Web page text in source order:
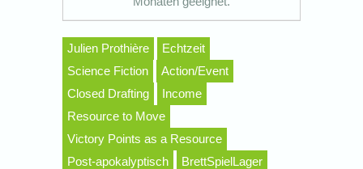
Julien Prothière
Echtzeit
Science Fiction
Action/Event
Closed Drafting
Income
Resource to Move
Victory Points as a Resource
Post-apokalyptisch
BrettSpielLager